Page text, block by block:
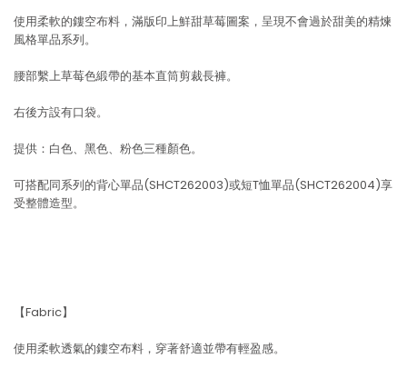
使用柔軟的鏤空布料，滿版印上鮮甜草莓圖案，呈現不會過於甜美的精煉
風格單品系列。
腰部繫上草莓色緞帶的基本直筒剪裁長褲。
右後方設有口袋。
提供：白色、黑色、粉色三種顏色。
可搭配同系列的背心單品(SHCT262003)或短T恤單品(SHCT262004)享
受整體造型。
【Fabric】
使用柔軟透氣的鏤空布料，穿著舒適並帶有輕盈感。